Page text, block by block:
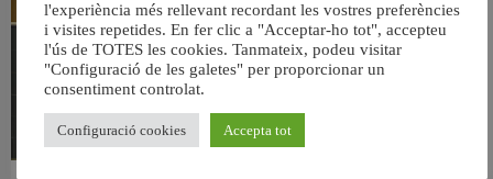
l'experiència més rellevant recordant les vostres preferències
i visites repetides. En fer clic a "Acceptar-ho tot", accepteu
l'ús de TOTES les cookies. Tanmateix, podeu visitar
"Configuració de les galetes" per proporcionar un
consentiment controlat.
Configuració cookies Accepta tot